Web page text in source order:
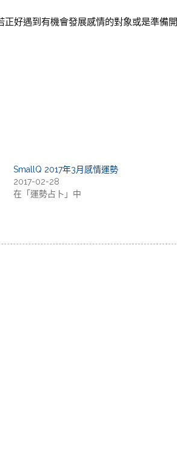
好遇到有機會發展感情的對象或是準備開
SmallQ 2017年3月感情運勢
2017-02-28
在「運勢占卜」中